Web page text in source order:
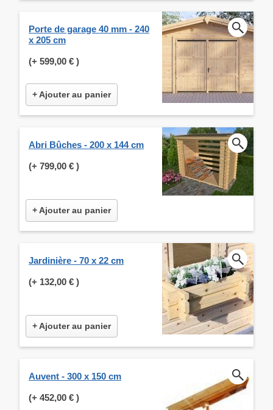
Porte de garage 40 mm - 240
x 205 cm
(+ 599,00 € )
+ Ajouter au panier
Abri Bûches - 200 x 144 cm
(+ 799,00 € )
+ Ajouter au panier
Jardinière - 70 x 22 cm
(+ 132,00 € )
+ Ajouter au panier
Auvent - 300 x 150 cm
(+ 452,00 € )